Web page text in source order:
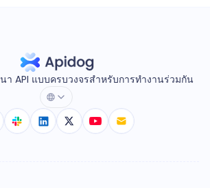
API แบบครบวงจรสำหรับการทำงานร่วมกัน